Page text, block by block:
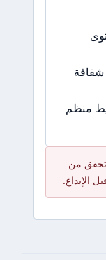
شفافة
منظم
تحقق من
الإيداع.